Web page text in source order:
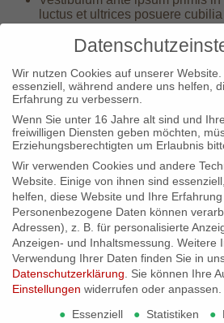
luctus et ultrices posuere
Nunc nec neque. Phasellus leo
sapien, tincidunt non, euismod
imperdiet, leo. Maecenas
congue erat at massa. Sed cursus
tortor.
Donec posuere vulputate arcu.
Phasellus accumsan cursus velit.
Vestibulum ante ipsum primis
luctus et ultrices posuere
Sed aliquam, nisi quis porttitor
Schlagworte: food,fun
Eintrag teilen
Wir nutzen Cookies auf unserer
essenziell, während andere uns helfen,
Erfahrung zu verbessern.
Wenn Sie unter 16 Jahre alt sind und
freiwilligen Diensten geben möchten,
Erziehungsberechtigten um Erlaubnis
Wir verwenden Cookies und andere
Website. Einige von ihnen sind
helfen, diese Website und Ihre Erfahrung
Personenbezogene Daten können
Adressen), z. B. für personalisierte
Anzeigen- und Inhaltsmessung. Weitere
Verwendung Ihrer Daten finden Sie in
Datenschutzerklärung
Sie können Ihre
Einstellungen widerrufen oder anpassen.
Essenziell
Statistiken